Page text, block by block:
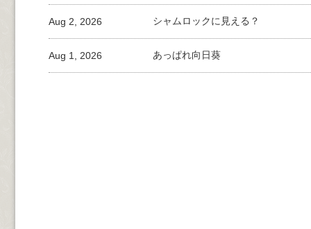
シャムロックに見える？
Aug 2, 2026
あっぱれ向日葵
Aug 1, 2026